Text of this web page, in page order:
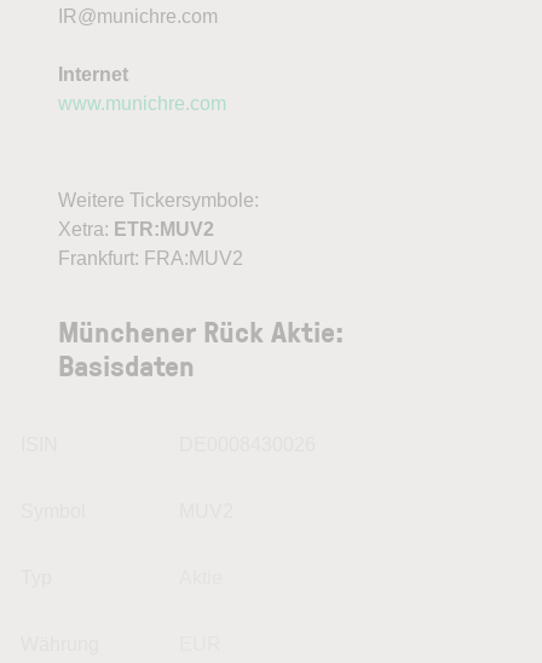
IR@munichre.com
Internet
www.munichre.com
Weitere Tickersymbole:
Xetra: ETR:MUV2
Frankfurt: FRA:MUV2
Münchener Rück Aktie:
Basisdaten